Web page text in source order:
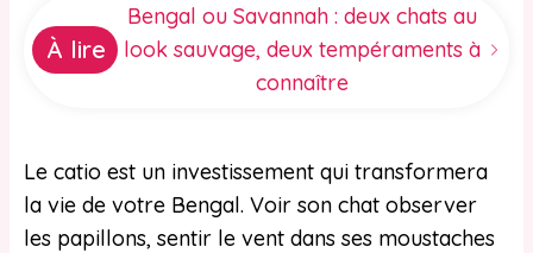
À lire
Bengal ou Savannah : deux chats au
look sauvage, deux tempéraments à
connaître
Le catio est un investissement qui transformera
la vie de votre Bengal. Voir son chat observer
les papillons, sentir le vent dans ses moustaches